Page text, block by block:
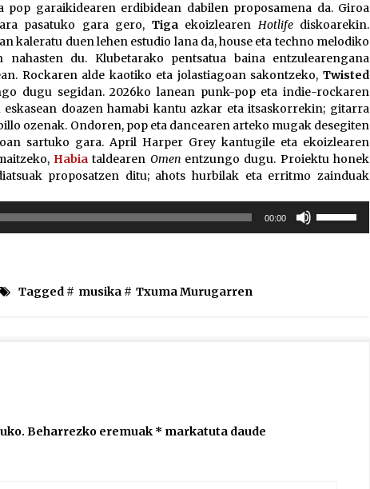
garaikidearen erdibidean dabilen proposamena da. Giroa
pasatuko gara gero, Tigaekoizlearen Hotlifediskoarekin.
kaleratu duen lehen estudio lana da, house eta techno melodiko
du. Klubetarako pentsatua baina entzulearengana
Rockaren alde kaotiko eta jolastiagoan sakontzeko, Twisted
dugu segidan. 2026ko lanean punk-pop eta indie-rockaren
doazen hamabi kantu azkar eta itsaskorrekin; gitarra
ozenak. Ondoren, pop eta dancearen arteko mugak desegiten
sartuko gara. April Harper Grey kantugile eta ekoizlearen
Habiataldearen Omenentzungo dugu. Proiektu honek
proposatzen ditu; ahots hurbilak eta erritmo zainduak
00:00
Tagged # musika # Txuma Murugarren
Beharrezko eremuak * markatuta daude